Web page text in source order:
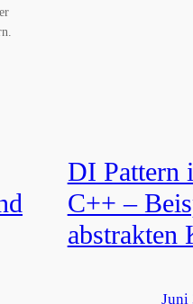
DI Pattern
C++ –
abstrakten
Juni